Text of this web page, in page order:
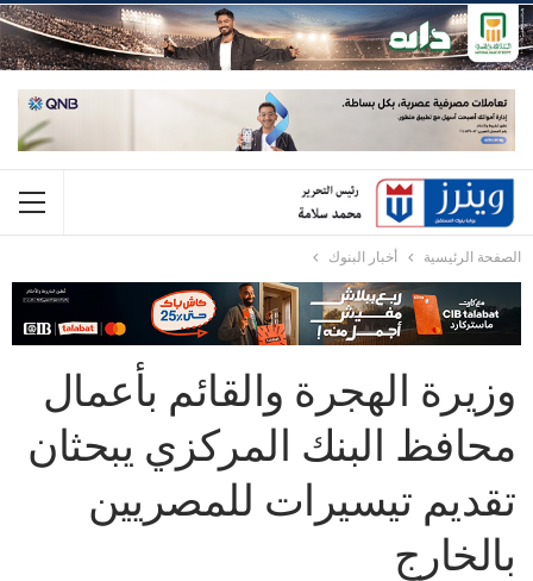
الصفحة الرئيسية أخبار البنوك
وزيرة الهجرة والقائم بأعمال
محافظ البنك المركزي يبحثان
تقديم تيسيرات للمصريين
بالخارج